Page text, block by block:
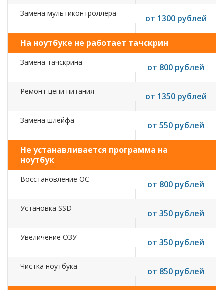
Замена мультиконтроллера от 1300 рублей
На ноутбуке не работает тачскрин
Замена тачскрина от 800 рублей
Ремонт цепи питания от 1350 рублей
Замена шлейфа от 550 рублей
Не устанавливается программа на
ноутбук
Восстановление ОС от 800 рублей
Установка SSD от 350 рублей
Увеличение ОЗУ от 350 рублей
Чистка ноутбука от 850 рублей